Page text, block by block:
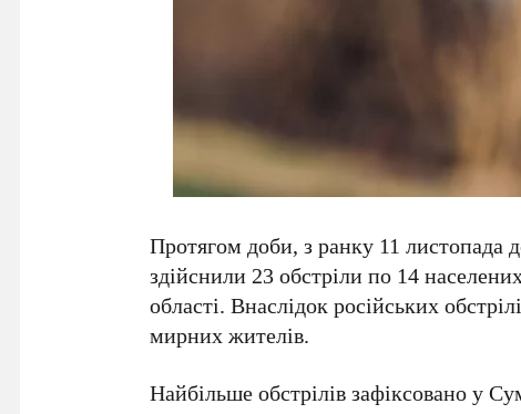
Протягом доби, з ранку 11 листопада
здійснили 23 обстріли по 14
області. Внаслідок російських
мирних жителів.
Найбільше обстрілів зафіксовано у